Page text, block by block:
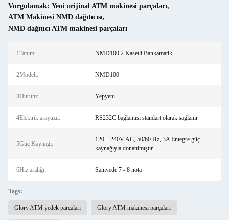
Vurgulamak: Yeni orijinal ATM makinesi parçaları,
ATM Makinesi NMD dağıtıcısı,
NMD dağıtıcı ATM makinesi parçaları
1Tanım: NMD100 2 Kasetli Bankamatik
2Modeli: NMD100
3Durum: Yepyeni
4Elektrik arayüzü: RS232C bağlantısı standart olarak sağlanır
5Güç Kaynağı:
120 – 240V AC, 50/60 Hz, 3A Entegre güç
kaynağıyla donatılmıştır
6Hız aralığı: Saniyede 7 - 8 nota
Tags:
Glory ATM yedek parçaları Glory ATM makinesi parçaları